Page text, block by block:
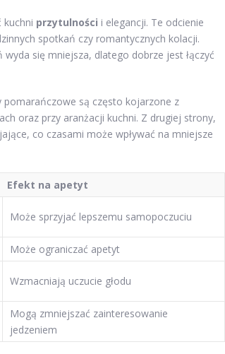
kuchni przytulności i elegancji. Te odcienie
spotkań czy romantycznych kolacji.
się mniejsza, dlatego dobrze jest łączyć
pomarańczowe są często kojarzone z
oraz przy aranżacji kuchni. Z drugiej strony,
co czasami może wpływać na mniejsze
Efekt na apetyt
Może sprzyjać lepszemu samopoczuciu
Może ograniczać apetyt
Wzmacniają uczucie głodu
Mogą zmniejszać zainteresowanie
jedzeniem